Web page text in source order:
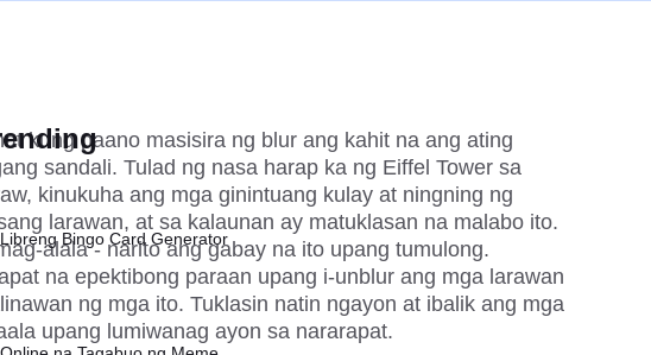
kung paano masisira ng blur ang kahit na ang ating
sandali. Tulad ng nasa harap ka ng Eiffel Tower sa
kinukuha ang mga ginintuang kulay at ningning ng
larawan, at sa kalaunan ay matuklasan na malabo ito.
alala - narito ang gabay na ito upang tumulong.
na epektibong paraan upang i-unblur ang mga larawan
ng mga ito. Tuklasin natin ngayon at ibalik ang mga
upang lumiwanag ayon sa nararapat.
Libreng Bingo Card Generator